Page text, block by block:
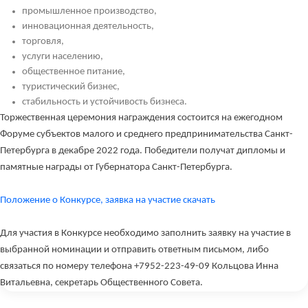
промышленное производство,
инновационная деятельность,
торговля,
услуги населению,
общественное питание,
туристический бизнес,
стабильность и устойчивость бизнеса.
Торжественная церемония награждения состоится на ежегодном
Форуме субъектов малого и среднего предпринимательства Санкт-
Петербурга в декабре 2022 года. Победители получат дипломы и
памятные награды от Губернатора Санкт-Петербурга.
Положение о Конкурсе, заявка на участие скачать
Для участия в Конкурсе необходимо заполнить заявку на участие в
выбранной номинации и отправить ответным письмом, либо
связаться по номеру телефона +7952-223-49-09 Кольцова Инна
Витальевна, секретарь Общественного Совета.